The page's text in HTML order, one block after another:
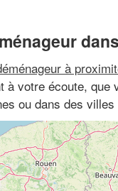
à
à votre écoute,
ou dans des